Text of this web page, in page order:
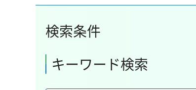
検索条件
キーワード検索